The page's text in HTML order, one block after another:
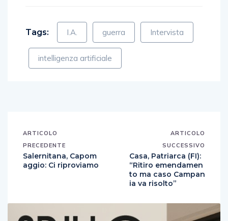
Tags: I.A. guerra Intervista
intelligenza artificiale
ARTICOLO
PRECEDENTE
Salernitana, Capom
aggio: Ci riproviamo
ARTICOLO
SUCCESSIVO
Casa, Patriarca (FI):
“Ritiro emendamen
to ma caso Campan
ia va risolto”